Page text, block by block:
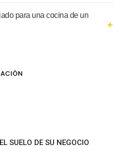
para una cocina de un
SUELO DE SU NEGOCIO